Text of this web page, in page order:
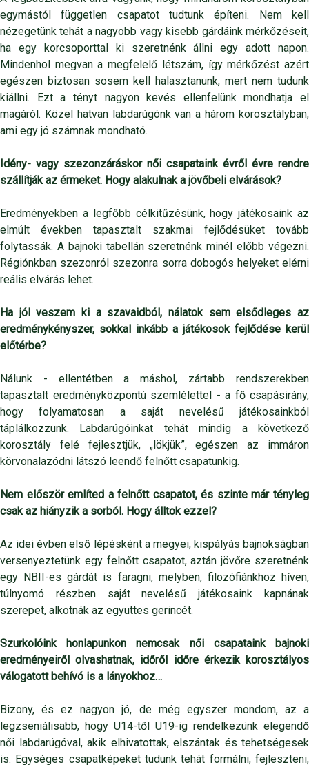
egymástól független csapatot tudtunk építeni. Nem kell
nézegetünk tehát a nagyobb vagy kisebb gárdáink mérkőzéseit,
ha egy korcsoporttal ki szeretnénk állni egy adott napon.
Mindenhol megvan a megfelelő létszám, így mérkőzést azért
egészen biztosan sosem kell halasztanunk, mert nem tudunk
kiállni. Ezt a tényt nagyon kevés ellenfelünk mondhatja el
magáról. Közel hatvan labdarúgónk van a három korosztályban,
ami egy jó számnak mondható.
Idény- vagy szezonzáráskor női csapataink évről évre rendre
szállítják az érmeket. Hogy alakulnak a jövőbeli elvárások?
Eredményekben a legfőbb célkitűzésünk, hogy játékosaink az
elmúlt években tapasztalt szakmai fejlődésüket tovább
folytassák. A bajnoki tabellán szeretnénk minél előbb végezni.
Régiónkban szezonról szezonra sorra dobogós helyeket elérni
reális elvárás lehet.
Ha jól veszem ki a szavaidból, nálatok sem elsődleges az
eredménykényszer, sokkal inkább a játékosok fejlődése kerül
előtérbe?
Nálunk - ellentétben a máshol, zártabb rendszerekben
tapasztalt eredményközpontú szemlélettel - a fő csapásirány,
hogy folyamatosan a saját nevelésű játékosainkból
táplálkozzunk. Labdarúgóinkat tehát mindig a következő
korosztály felé fejlesztjük, „lökjük”, egészen az immáron
körvonalazódni látszó leendő felnőtt csapatunkig.
Nem először említed a felnőtt csapatot, és szinte már tényleg
csak az hiányzik a sorból. Hogy álltok ezzel?
Az idei évben első lépésként a megyei, kispályás bajnokságban
versenyeztetünk egy felnőtt csapatot, aztán jövőre szeretnénk
egy NBII-es gárdát is faragni, melyben, filozófiánkhoz híven,
túlnyomó részben saját nevelésű játékosaink kapnának
szerepet, alkotnák az együttes gerincét.
Szurkolóink honlapunkon nemcsak női csapataink bajnoki
eredményeiről olvashatnak, időről időre érkezik korosztályos
válogatott behívó is a lányokhoz…
Bizony, és ez nagyon jó, de még egyszer mondom, az a
legzseniálisabb, hogy U14-től U19-ig rendelkezünk elegendő
női labdarúgóval, akik elhivatottak, elszántak és tehetségesek
is. Egységes csapatképeket tudunk tehát formálni, fejleszteni,